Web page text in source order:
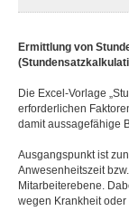
Ermittlung von
Die Excel-Vorlage
erforderlichen
damit aussagefähige
Ausgangspunkt ist
Anwesenheitszeit
Mitarbeiterebene.
wegen Krankheit